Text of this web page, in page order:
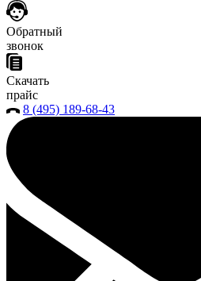
Обратный
звонок
Скачать
прайс
8 (495) 189-68-43